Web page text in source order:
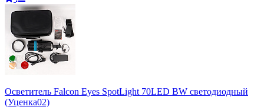
Осветитель Falcon Eyes SpotLight 70LED BW светодиодный
(Уценка02)